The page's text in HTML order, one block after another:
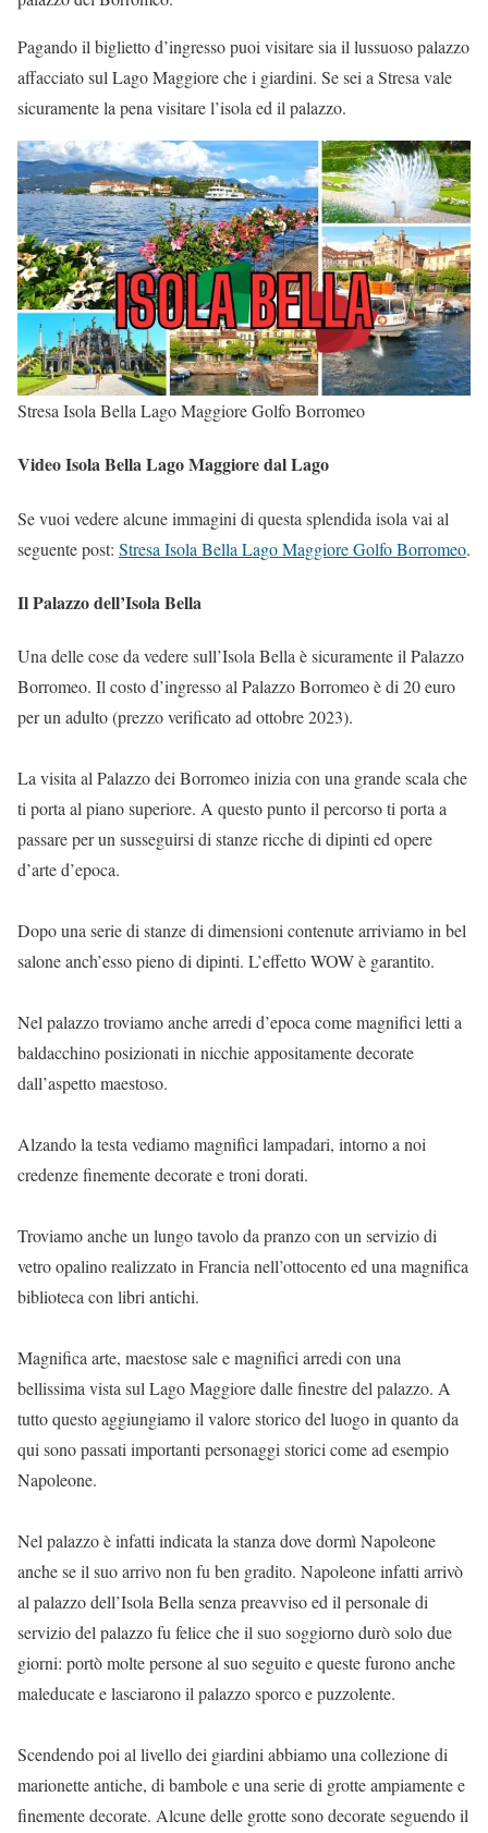
Pagando il biglietto d’ingresso puoi visitare sia il lussuoso palazzo
affacciato sul Lago Maggiore che i giardini. Se sei a Stresa vale
sicuramente la pena visitare l’isola ed il palazzo.
Stresa Isola Bella Lago Maggiore Golfo Borromeo
Video Isola Bella Lago Maggiore dal Lago
Se vuoi vedere alcune immagini di questa splendida isola vai al
seguente post: Stresa Isola Bella Lago Maggiore Golfo Borromeo.
Il Palazzo dell’Isola Bella
Una delle cose da vedere sull’Isola Bella è sicuramente il Palazzo
Borromeo. Il costo d’ingresso al Palazzo Borromeo è di 20 euro
per un adulto (prezzo verificato ad ottobre 2023).
La visita al Palazzo dei Borromeo inizia con una grande scala che
ti porta al piano superiore. A questo punto il percorso ti porta a
passare per un susseguirsi di stanze ricche di dipinti ed opere
d’arte d’epoca.
Dopo una serie di stanze di dimensioni contenute arriviamo in bel
salone anch’esso pieno di dipinti. L’effetto WOW è garantito.
Nel palazzo troviamo anche arredi d’epoca come magnifici letti a
baldacchino posizionati in nicchie appositamente decorate
dall’aspetto maestoso.
Alzando la testa vediamo magnifici lampadari, intorno a noi
credenze finemente decorate e troni dorati.
Troviamo anche un lungo tavolo da pranzo con un servizio di
vetro opalino realizzato in Francia nell’ottocento ed una magnifica
biblioteca con libri antichi.
Magnifica arte, maestose sale e magnifici arredi con una
bellissima vista sul Lago Maggiore dalle finestre del palazzo. A
tutto questo aggiungiamo il valore storico del luogo in quanto da
qui sono passati importanti personaggi storici come ad esempio
Napoleone.
Nel palazzo è infatti indicata la stanza dove dormì Napoleone
anche se il suo arrivo non fu ben gradito. Napoleone infatti arrivò
al palazzo dell’Isola Bella senza preavviso ed il personale di
servizio del palazzo fu felice che il suo soggiorno durò solo due
giorni: portò molte persone al suo seguito e queste furono anche
maleducate e lasciarono il palazzo sporco e puzzolente.
Scendendo poi al livello dei giardini abbiamo una collezione di
marionette antiche, di bambole e una serie di grotte ampiamente e
finemente decorate. Alcune delle grotte sono decorate seguendo il